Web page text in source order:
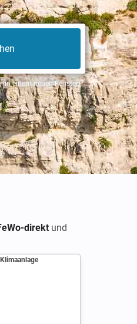
einem neuen Fenster)
direkt und